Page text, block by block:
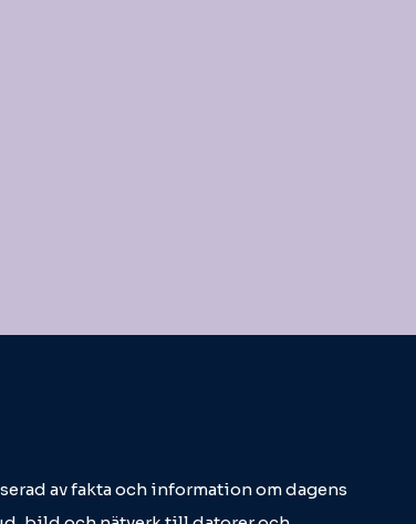
av fakta och information om dagens